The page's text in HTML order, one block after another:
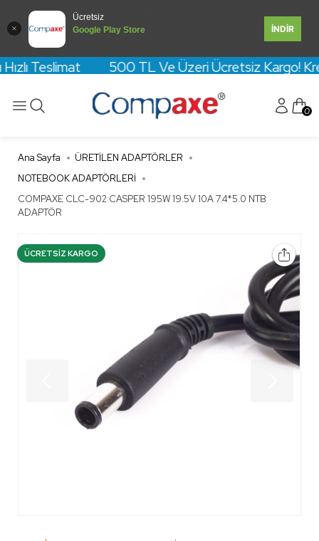
Ücretsiz
Google Play Store
İNDİR
Teslimat 500 TL Ve Üzeri Ücretsiz Kargo!
0
Ana Sayfa
ÜRETİLEN ADAPTÖRLER
NOTEBOOK ADAPTÖRLERİ
COMPAXE CLC-902 CASPER 195W 19.5V 10A 7.4*5.0 NTB
ADAPTÖR
ÜCRETSIZ KARGO